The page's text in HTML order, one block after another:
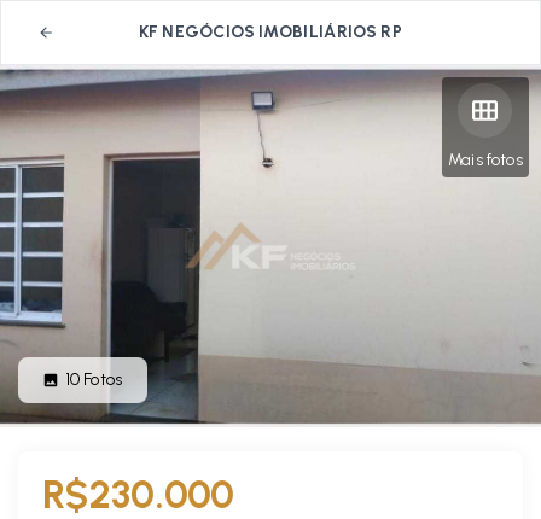
KF NEGÓCIOS IMOBILIÁRIOS RP
Mais fotos
10 Fotos
R$230.000